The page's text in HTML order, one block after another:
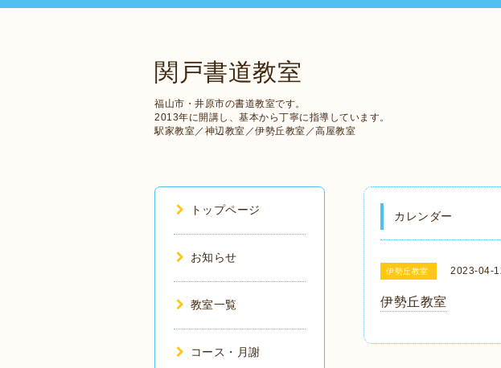
関戸書道教室
福山市・井原市の書道教室です。
2013年に開講し、基本から丁寧に指導しています。
駅家教室／神辺教室／伊勢丘教室／高屋教室
カレンダー
伊勢丘教室 2023-04-
伊勢丘教室
トップページ
お知らせ
教室一覧
コース・月謝